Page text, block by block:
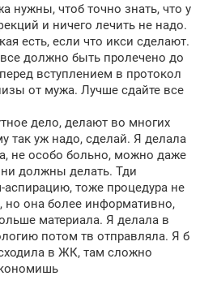
нужны, чтоб точно знать, что у
и ничего лечить не надо.
есть, если что икси сделают.
должно быть пролечено до
вступлением в протокол
от мужа. Лучше сдайте все
дело, делают во многих
так уж надо, сделай. Я делала
не особо больно, можно даже
должны делать. Тди
тоже процедура не
но она более информативно,
материала. Я делала в
потом тв отправляла. Я б
в ЖК, там сложно